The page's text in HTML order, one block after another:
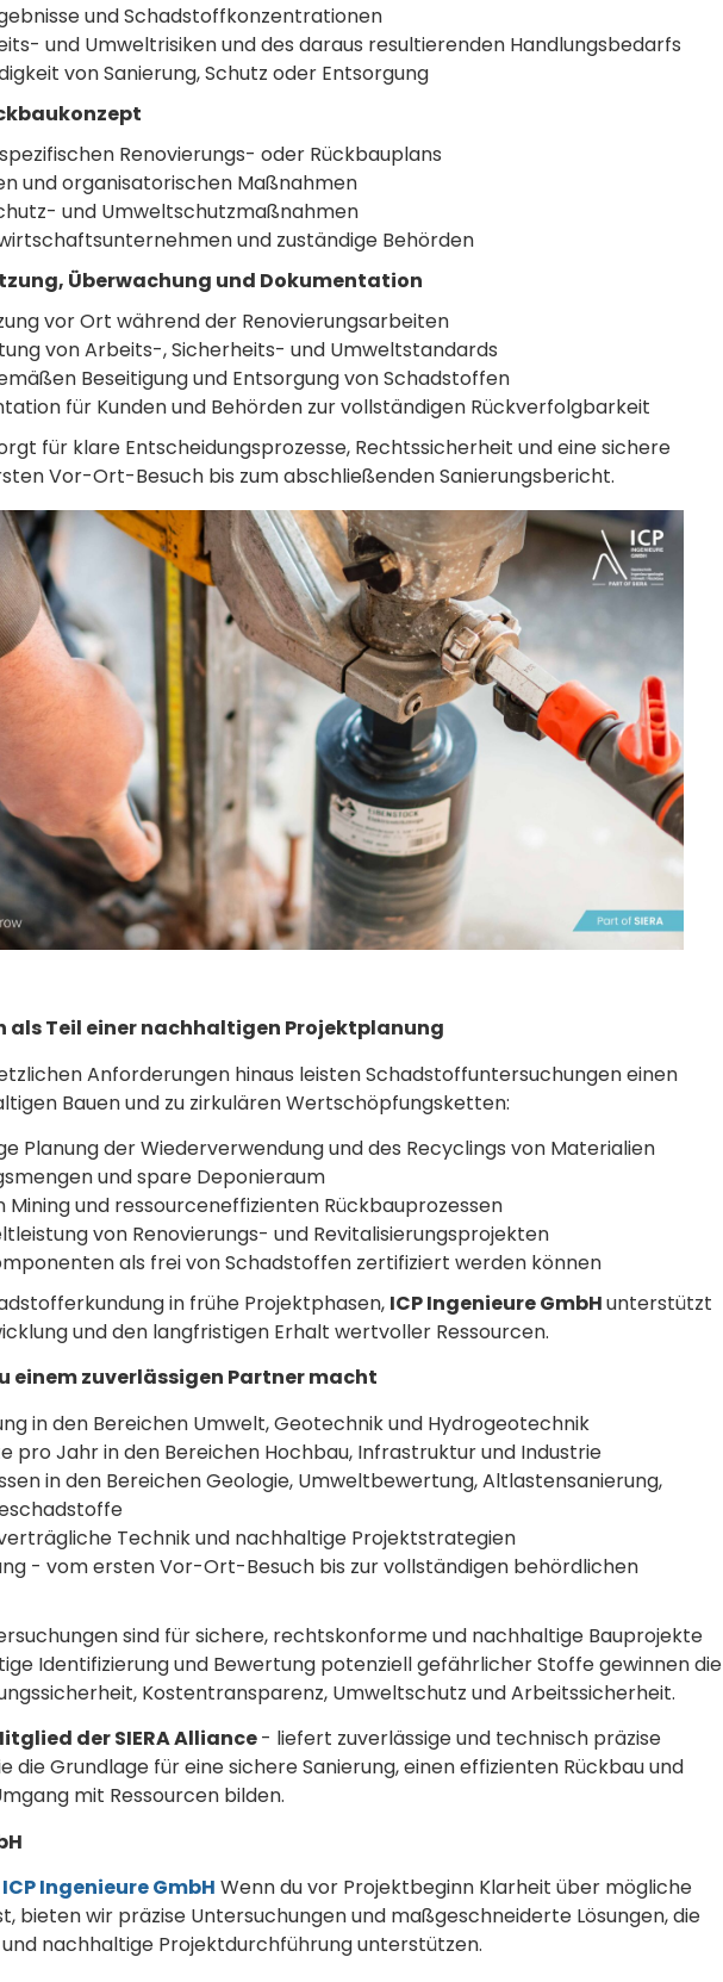
und Schadstoffkonzentrationen
und Umweltrisiken und des daraus resultierenden Handlungsbedarfs
von Sanierung, Schutz oder Entsorgung
Renovierungs- oder Rückbauplans
und organisatorischen Maßnahmen
und Umweltschutzmaßnahmen
und zuständige Behörden
Überwachung und Dokumentation
vor Ort während der Renovierungsarbeiten
von Arbeits-, Sicherheits- und Umweltstandards
Beseitigung und Entsorgung von Schadstoffen
für Kunden und Behörden zur vollständigen Rückverfolgbarkeit
für klare Entscheidungsprozesse, Rechtssicherheit und eine sichere
Vor-Ort-Besuch bis zum abschließenden Sanierungsbericht.
Teil einer nachhaltigen Projektplanung
Anforderungen hinaus leisten Schadstoffuntersuchungen einen
Bauen und zu zirkulären Wertschöpfungsketten:
Planung der Wiederverwendung und des Recyclings von Materialien
und spare Deponieraum
und ressourceneffizienten Rückbauprozessen
von Renovierungs- und Revitalisierungsprojekten
als frei von Schadstoffen zertifiziert werden können
in frühe Projektphasen, ICP Ingenieure GmbHunterstützt
und den langfristigen Erhalt wertvoller Ressourcen.
einem zuverlässigen Partner macht
in den Bereichen Umwelt, Geotechnik und Hydrogeotechnik
pro Jahr in den Bereichen Hochbau, Infrastruktur und Industrie
in den Bereichen Geologie, Umweltbewertung, Altlastensanierung,
Technik und nachhaltige Projektstrategien
- vom ersten Vor-Ort-Besuch bis zur vollständigen behördlichen
sind für sichere, rechtskonforme und nachhaltige Bauprojekte
Identifizierung und Bewertung potenziell gefährlicher Stoffe gewinnen die
Kostentransparenz, Umweltschutz und Arbeitssicherheit.
der SIERA Alliance- liefert zuverlässige und technisch präzise
die Grundlage für eine sichere Sanierung, einen effizienten Rückbau und
mit Ressourcen bilden.
Ingenieure GmbH Wenn du vor Projektbeginn Klarheit über mögliche
bieten wir präzise Untersuchungen und maßgeschneiderte Lösungen, die
nachhaltige Projektdurchführung unterstützen.